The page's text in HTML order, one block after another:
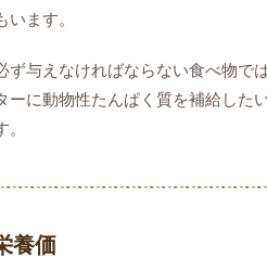
ます。
ず与えなければならない食べ物で
ーに動物性たんぱく質を補給した
養価